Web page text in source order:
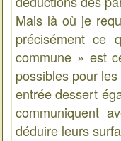
Mais là où je
précisément ce
commune » est
possibles pour
entrée dessert
communiquent
déduire leurs